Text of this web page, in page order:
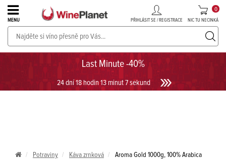
Last Minute -40%
24 dní 18 hodin 13 minut 7 sekund
MENU PŘIHLÁSIT SE / REGISTRACE NIC TU NECINKÁ
0
PROSECCO v akci až do -30%!UKÁZAT PROSECCO
Potraviny Káva zrnková Aroma Gold 1000g, 100% Arabica